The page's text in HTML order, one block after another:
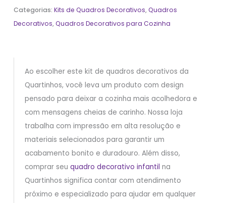
Categorias:Kits de Quadros Decorativos,Quadros
Decorativos,Quadros Decorativos para Cozinha
Ao escolher este kit de quadros decorativos da
Quartinhos, você leva um produto com design
pensado para deixar a cozinha mais acolhedora e
com mensagens cheias de carinho. Nossa loja
trabalha com impressão em alta resolução e
materiais selecionados para garantir um
acabamento bonito e duradouro. Além disso,
comprar seu quadro decorativo infantil na
Quartinhos significa contar com atendimento
próximo e especializado para ajudar em qualquer